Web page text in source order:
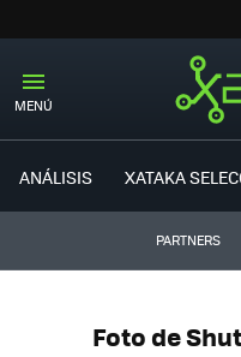
MENÚ
ANÁLISIS XATAKA
PARTNERS
Foto de